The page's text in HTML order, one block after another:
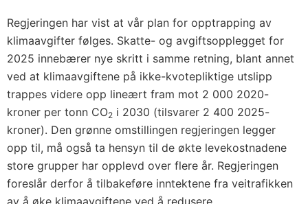
Regjeringen har vist at vår plan for opptrapping av
klimaavgifter følges. Skatte- og avgiftsopplegget for
2025 innebærer nye skritt i samme retning, blant annet
ved at klimaavgiftene på ikke-kvotepliktige utslipp
trappes videre opp lineært fram mot 2 000 2020-
kroner per tonn CO2 i 2030 (tilsvarer 2 400 2025-
kroner). Den grønne omstillingen regjeringen legger
opp til, må også ta hensyn til de økte levekostnadene
store grupper har opplevd over flere år. Regjeringen
foreslår derfor å tilbakeføre inntektene fra veitrafikken
av å øke klimaavgiftene ved å redusere